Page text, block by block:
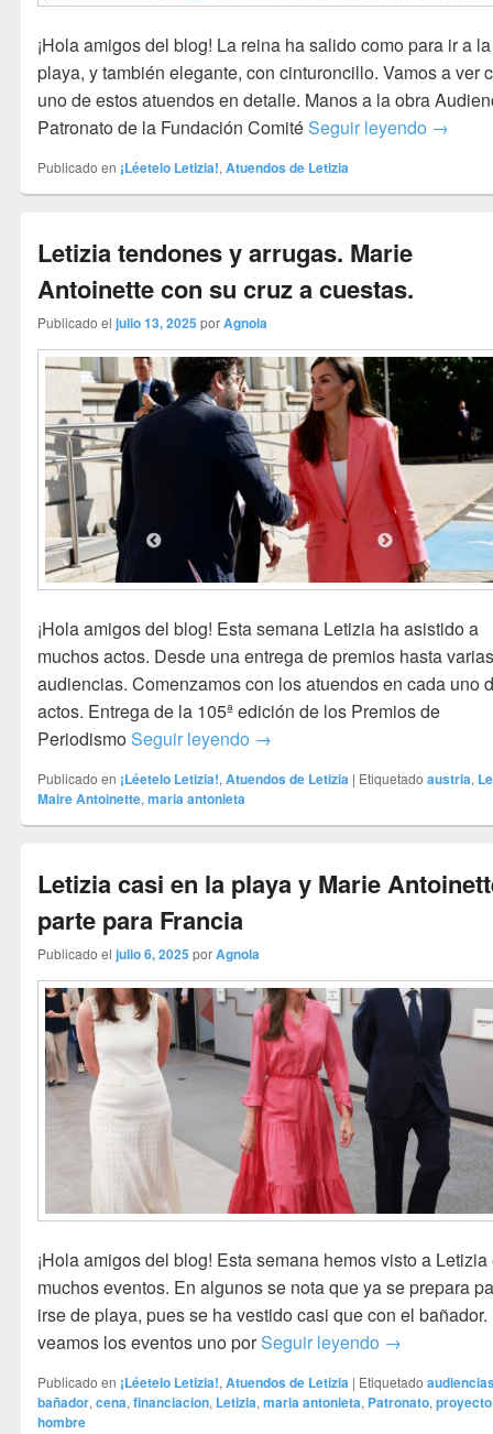
¡Hola amigos del blog! La reina ha salido como para ir a la
playa, y también elegante, con cinturoncillo. Vamos a ver
uno de estos atuendos en detalle. Manos a la obra
Patronato de la Fundación ComitéSeguir leyendo Letizia
→
Publicado en ¡Léetelo Letizia!,Atuendos de Letizia
Letizia tendones y arrugas. Marie
Antoinette con su cruz a cuestas.
Publicado el julio 13, 2025 porAgnola
¡Hola amigos del blog! Esta semana Letizia ha asistido a
muchos actos. Desde una entrega de premios hasta
audiencias. Comenzamos con los atuendos en cada uno
actos. Entrega de la 105ª edición de los Premios de
PeriodismoSeguir leyendo Letizia tendones y arrugas.
→
Publicado en ¡Léetelo Letizia!,Atuendos de Letizia | Etiquetado austria,
Maire Antoinette,maria antonieta
Letizia casi en la playa y Marie
parte para Francia
Publicado el julio 6, 2025 porAgnola
¡Hola amigos del blog! Esta semana hemos visto a Letizia
muchos eventos. En algunos se nota que ya se prepara
irse de playa, pues se ha vestido casi que con el bañador.
veamos los eventos uno porSeguir leyendo Letizia casi
→
Publicado en ¡Léetelo Letizia!,Atuendos de Letizia | Etiquetado
bañador,cena,financiacion, Letizia,maria antonieta, Patronato,proyecto
hombre